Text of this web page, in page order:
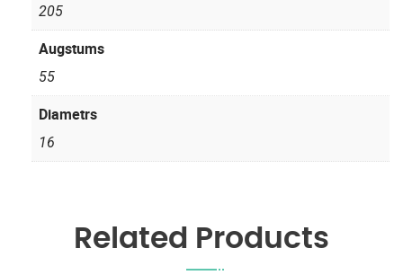
205
Augstums
55
Diametrs
16
Related Products